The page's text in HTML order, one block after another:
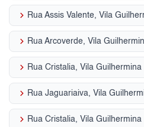
keyboard_arrow_right Rua Assis Valente, Vila
keyboard_arrow_right Rua Arcoverde, Vila
keyboard_arrow_right Rua Cristalia, Vila Guilhermina
keyboard_arrow_right Rua Jaguariaiva, Vila
keyboard_arrow_right Rua Cristalia, Vila Guilhermina